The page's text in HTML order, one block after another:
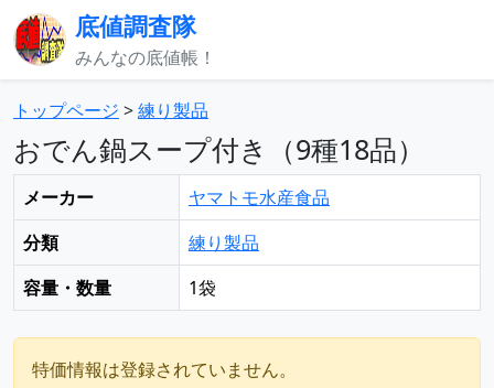
底値調査隊
みんなの底値帳！
トップページ >練り製品
おでん鍋スープ付き（9種18品）
メーカー
ヤマトモ水産食品
分類
練り製品
容量・数量
1袋
特価情報は登録されていません。